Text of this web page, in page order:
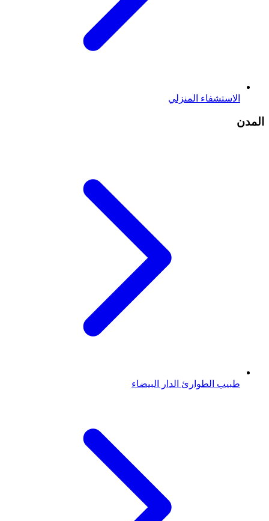
الاستشفاء المنزلي
المدن
طبيب الطوارئ الدار البيضاء